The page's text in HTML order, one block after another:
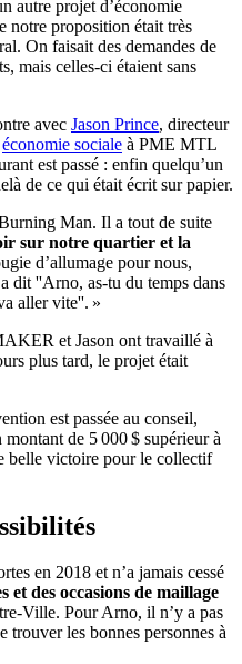
autre projet d’économie
notre proposition était très
On faisait des demandes de
mais celles-ci étaient sans
avec Jason Prince, directeur
économie sociale à PME MTL
est passé : enfin quelqu’un
de ce qui était écrit sur papier.
Man. Il a tout de suite
sur notre quartier et la
d’allumage pour nous,
dit ''Arno, as-tu du temps dans
aller vite''. »
et Jason ont travaillé à
plus tard, le projet était
est passée au conseil,
de 5 000 $ supérieur à
belle victoire pour le collectif
en 2018 et n’a jamais cessé
et des occasions de maillage
Ville. Pour Arno, il n’y a pas
trouver les bonnes personnes à